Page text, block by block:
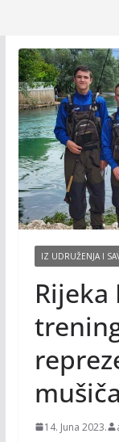
IZ UDRUŽENJA I
Rijeka
14. Juna 2023.